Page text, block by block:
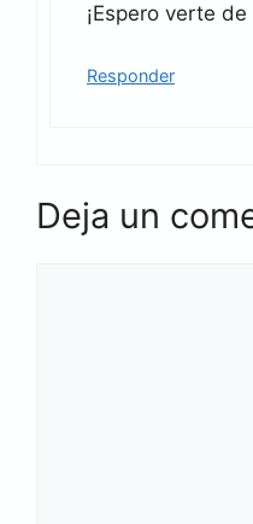
¡Espero verte
Responder
Deja un